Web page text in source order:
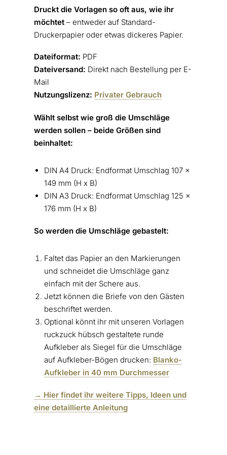
Druckt die Vorlagen so oft aus, wie ihr
möchtet– entweder auf Standard-
Druckerpapier oder etwas dickeres Papier.
Dateiformat: PDF
Dateiversand: Direkt nach Bestellung per E-
Mail
Nutzungslizenz: Privater Gebrauch
Wählt selbst wie groß die Umschläge
werden sollen – beide Größen sind
beinhaltet:
DIN A4 Druck: Endformat Umschlag 107 x
149 mm (H x B)
DIN A3 Druck: Endformat Umschlag 125 x
176 mm (H x B)
So werden die Umschläge gebastelt:
Faltet das Papier an den Markierungen
und schneidet die Umschläge ganz
einfach mit der Schere aus.
Jetzt können die Briefe von den Gästen
beschriftet werden.
Optional könnt ihr mit unseren Vorlagen
ruckzuck hübsch gestaltete runde
Aufkleber als Siegel für die Umschläge
auf Aufkleber-Bögen drucken: Blanko-
Aufkleber in 40 mm Durchmesser
→ Hier findet ihr weitere Tipps, Ideen und
eine detaillierte Anleitung